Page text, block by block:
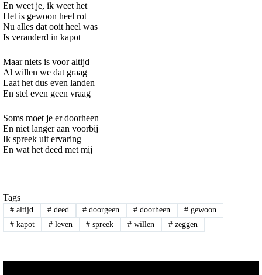
En weet je, ik weet het
Het is gewoon heel rot
Nu alles dat ooit heel was
Is veranderd in kapot
Maar niets is voor altijd
Al willen we dat graag
Laat het dus even landen
En stel even geen vraag
Soms moet je er doorheen
En niet langer aan voorbij
Ik spreek uit ervaring
En wat het deed met mij
Tags
#altijd #deed # doorgeen # doorheen # gewoon
#kapot #leven # spreek # willen # zeggen